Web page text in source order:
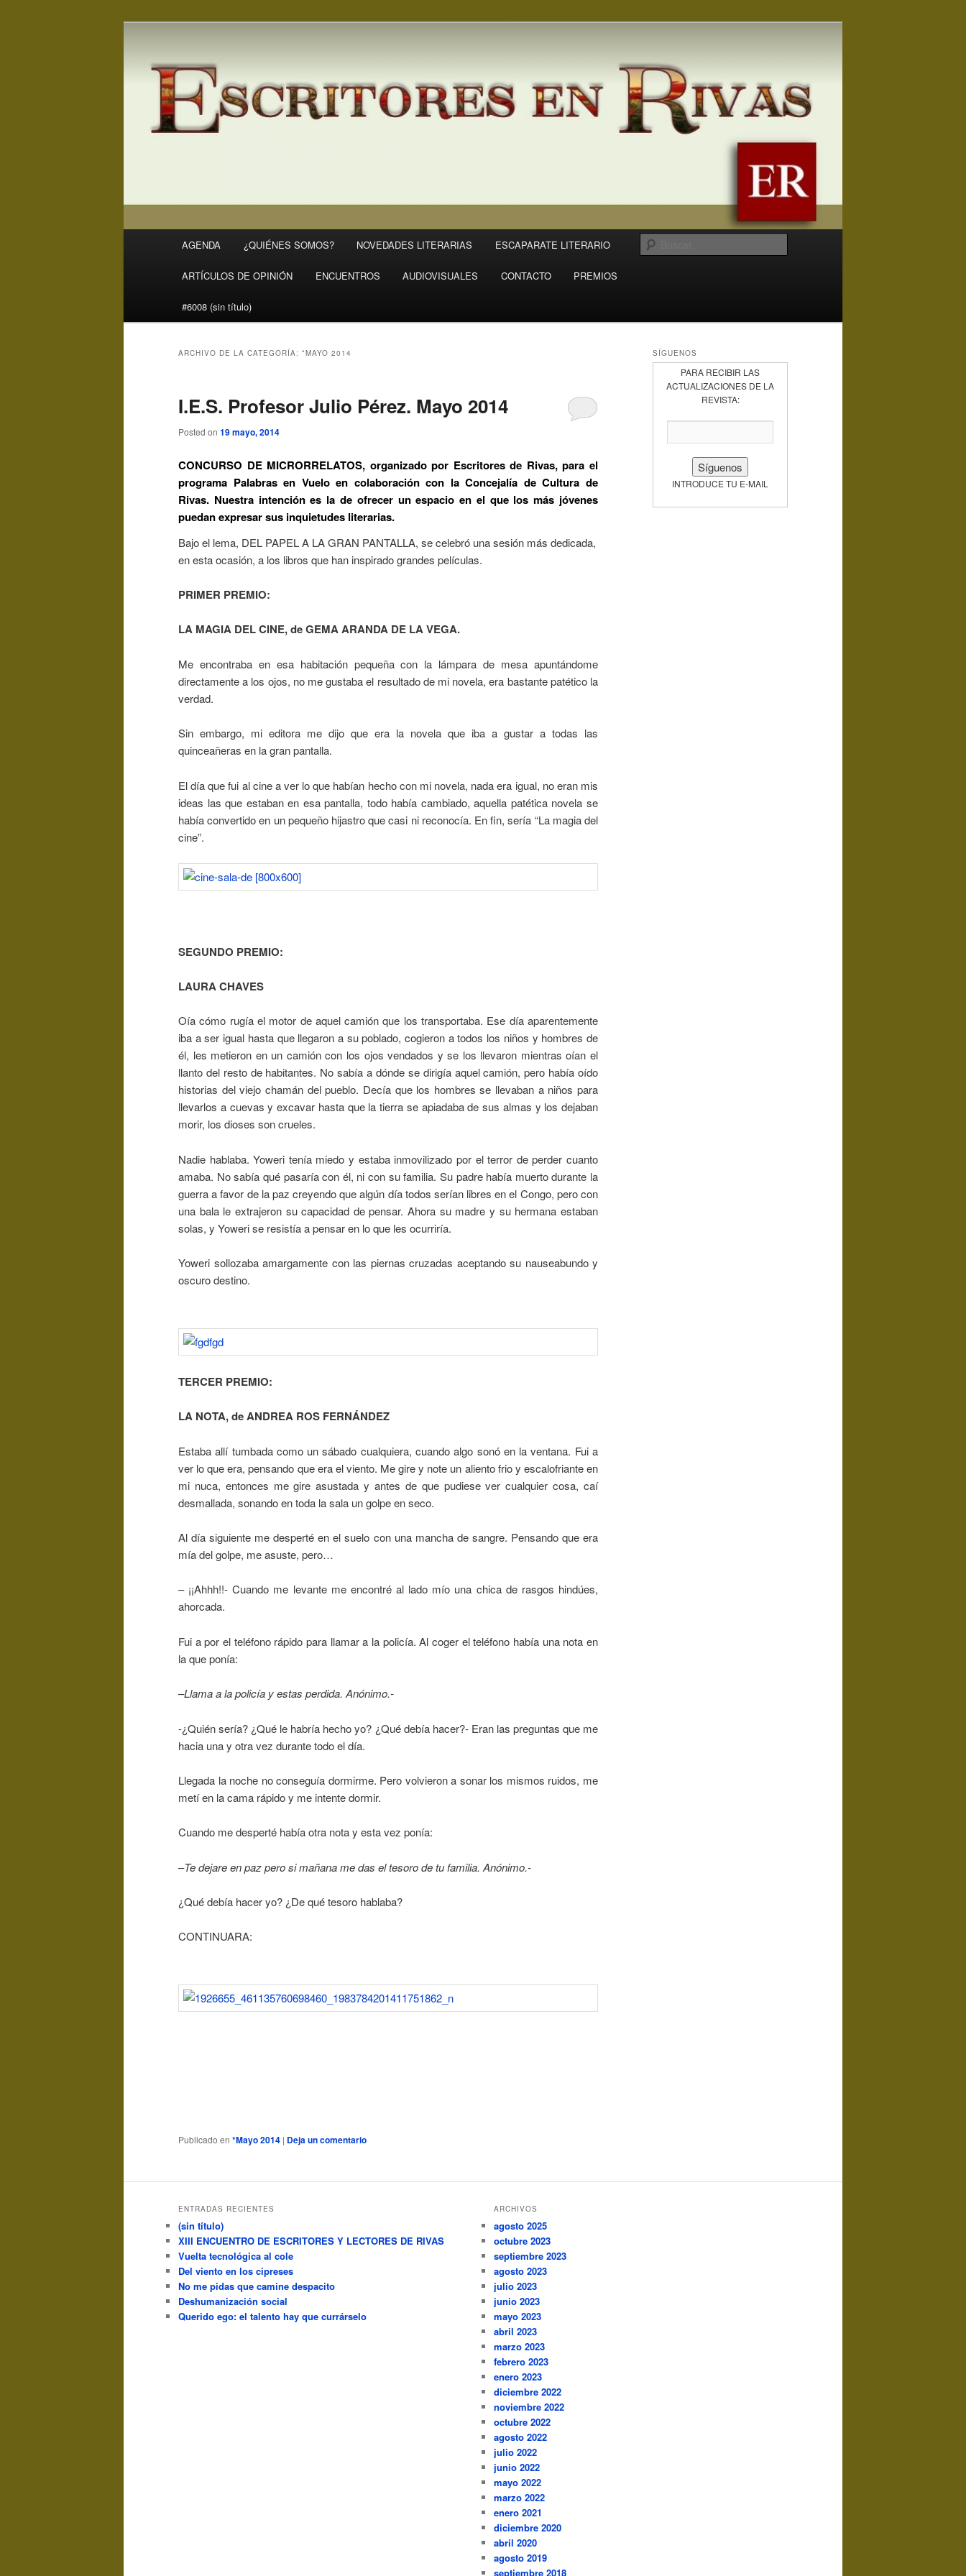
ER
AGENDA ¿QUIÉNES SOMOS? NOVEDADES LITERARIAS ESCAPARATE LITERARIO
ARTÍCULOS DE OPINIÓN ENCUENTROS AUDIOVISUALES CONTACTO PREMIOS
#6008 (sin título)
ARCHIVO DE LA CATEGORÍA: *MAYO 2014
I.E.S. Profesor Julio Pérez. Mayo 2014
Posted on 19 mayo, 2014
CONCURSO DE MICRORRELATOS, organizado por Escritores de Rivas, para el
programa Palabras en Vuelo en colaboración con la Concejalía de Cultura de
Rivas. Nuestra intención es la de ofrecer un espacio en el que los más jóvenes
puedan expresar sus inquietudes literarias.
Bajo el lema, DEL PAPEL A LA GRAN PANTALLA, se celebró una sesión más dedicada,
en esta ocasión, a los libros que han inspirado grandes películas.
PRIMER PREMIO:
LA MAGIA DEL CINE, de GEMA ARANDA DE LA VEGA.
Me encontraba en esa habitación pequeña con la lámpara de mesa apuntándome
directamente a los ojos, no me gustaba el resultado de mi novela, era bastante patético la
verdad.
Sin embargo, mi editora me dijo que era la novela que iba a gustar a todas las
quinceañeras en la gran pantalla.
El día que fui al cine a ver lo que habían hecho con mi novela, nada era igual, no eran mis
ideas las que estaban en esa pantalla, todo había cambiado, aquella patética novela se
había convertido en un pequeño hijastro que casi ni reconocía. En fin, sería “La magia del
cine”.
SEGUNDO PREMIO:
LAURA CHAVES
Oía cómo rugía el motor de aquel camión que los transportaba. Ese día aparentemente
iba a ser igual hasta que llegaron a su poblado, cogieron a todos los niños y hombres de
él, les metieron en un camión con los ojos vendados y se los llevaron mientras oían el
llanto del resto de habitantes. No sabía a dónde se dirigía aquel camión, pero había oído
historias del viejo chamán del pueblo. Decía que los hombres se llevaban a niños para
llevarlos a cuevas y excavar hasta que la tierra se apiadaba de sus almas y los dejaban
morir, los dioses son crueles.
Nadie hablaba. Yoweri tenía miedo y estaba inmovilizado por el terror de perder cuanto
amaba. No sabía qué pasaría con él, ni con su familia. Su padre había muerto durante la
guerra a favor de la paz creyendo que algún día todos serían libres en el Congo, pero con
una bala le extrajeron su capacidad de pensar. Ahora su madre y su hermana estaban
solas, y Yoweri se resistía a pensar en lo que les ocurriría.
Yoweri sollozaba amargamente con las piernas cruzadas aceptando su nauseabundo y
oscuro destino.
TERCER PREMIO:
LA NOTA, de ANDREA ROS FERNÁNDEZ
Estaba allí tumbada como un sábado cualquiera, cuando algo sonó en la ventana. Fui a
ver lo que era, pensando que era el viento. Me gire y note un aliento frio y escalofriante en
mi nuca, entonces me gire asustada y antes de que pudiese ver cualquier cosa, caí
desmallada, sonando en toda la sala un golpe en seco.
Al día siguiente me desperté en el suelo con una mancha de sangre. Pensando que era
mía del golpe, me asuste, pero…
– ¡¡Ahhh!!- Cuando me levante me encontré al lado mío una chica de rasgos hindúes,
ahorcada.
Fui a por el teléfono rápido para llamar a la policía. Al coger el teléfono había una nota en
la que ponía:
–Llama a la policía y estas perdida. Anónimo.-
-¿Quién sería? ¿Qué le habría hecho yo? ¿Qué debía hacer?- Eran las preguntas que me
hacia una y otra vez durante todo el día.
Llegada la noche no conseguía dormirme. Pero volvieron a sonar los mismos ruidos, me
metí en la cama rápido y me intente dormir.
Cuando me desperté había otra nota y esta vez ponía:
–Te dejare en paz pero si mañana me das el tesoro de tu familia. Anónimo.-
¿Qué debía hacer yo? ¿De qué tesoro hablaba?
CONTINUARA:
Publicado en *Mayo 2014 | Deja un comentario
SÍGUENOS
PARA RECIBIR LAS
ACTUALIZACIONES DE LA
REVISTA:
INTRODUCE TU E-MAIL
ENTRADAS RECIENTES
(sin título)
XIII ENCUENTRO DE ESCRITORES Y LECTORES DE RIVAS
Vuelta tecnológica al cole
Del viento en los cipreses
No me pidas que camine despacito
Deshumanización social
Querido ego: el talento hay que currárselo
ARCHIVOS
agosto 2025
octubre 2023
septiembre 2023
agosto 2023
julio 2023
junio 2023
mayo 2023
abril 2023
marzo 2023
febrero 2023
enero 2023
diciembre 2022
noviembre 2022
octubre 2022
agosto 2022
julio 2022
junio 2022
mayo 2022
marzo 2022
enero 2021
diciembre 2020
abril 2020
agosto 2019
septiembre 2018